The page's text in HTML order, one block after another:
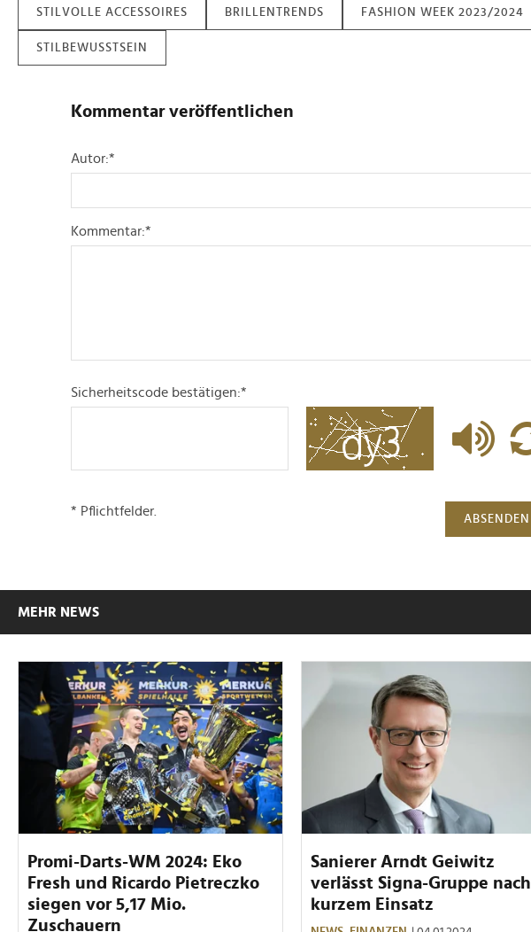
STILVOLLE ACCESSOIRES BRILLENTRENDS FASHION WEEK 2023/2024
STILBEWUSSTSEIN
Kommentar veröffentlichen
Autor:*
Kommentar:*
Sicherheitscode bestätigen:*
ABSENDEN
* Pflichtfelder.
MEHR NEWS
Promi-Darts-WM 2024: Eko
Fresh und Ricardo Pietreczko
siegen vor 5,17 Mio.
Zuschauern
Sanierer Arndt Geiwitz
verlässt Signa-Gruppe nach
kurzem Einsatz